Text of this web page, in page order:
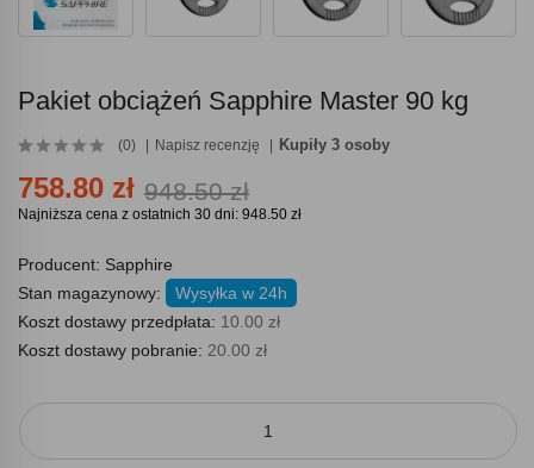
Pakiet obciążeń Sapphire Master 90 kg
(0) Napisz recenzję Kupiły 3 osoby
758.80 zł 948.50 zł
Najniższa cena z ostatnich 30 dni: 948.50 zł
Producent: Sapphire
Stan magazynowy:
Wysyłka w 24h
Koszt dostawy przedpłata: 10.00 zł
Koszt dostawy pobranie: 20.00 zł